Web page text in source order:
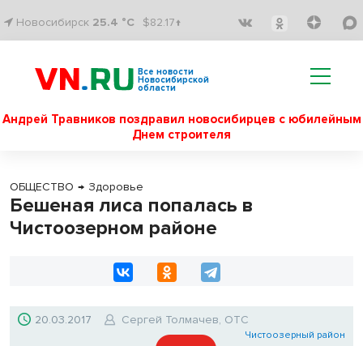
Новосибирск 25.4 °C $82.17↑
Все новости
Новосибирской
области
Андрей Травников поздравил новосибирцев с юбилейным
Днем строителя
ОБЩЕСТВО → Здоровье
Бешеная лиса попалась в
Чистоозерном районе
20.03.2017 Сергей Толмачев, ОТС
Чистоозерный район